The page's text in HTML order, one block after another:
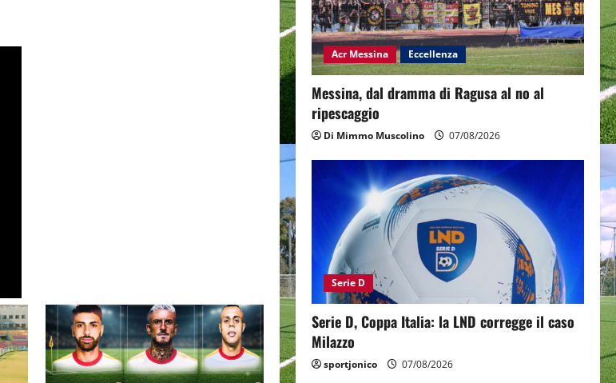
Acr Messina Eccellenza
Messina, dal dramma di Ragusa al no al
ripescaggio
Di Mimmo Muscolino 07/08/2026
Serie D
Serie D, Coppa Italia: la LND corregge il caso
Milazzo
sportjonico 07/08/2026